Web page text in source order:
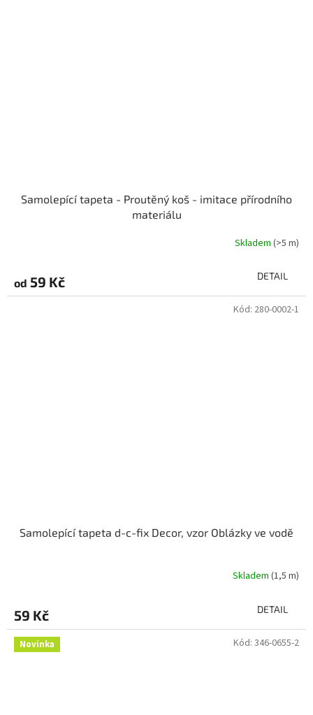
Samolepící tapeta - Proutěný koš - imitace přírodního
materiálu
Skladem (>5 m)
od 59 Kč DETAIL
Samolepící tapeta d-c-fix Decor, vzor Oblázky ve vodě
Skladem (1,5 m)
59 Kč DETAIL
Kód: 280-0002-1
Novinka Kód: 346-0655-2